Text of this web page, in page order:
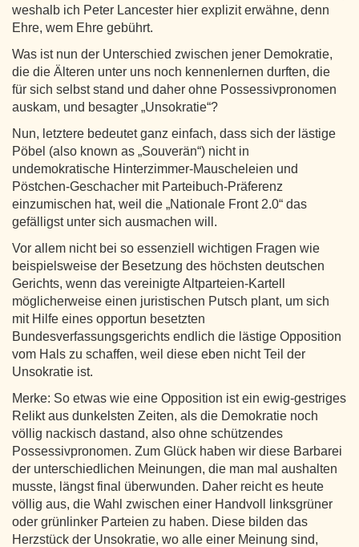
weshalb ich Peter Lancester hier explizit erwähne, denn
Ehre, wem Ehre gebührt.
Was ist nun der Unterschied zwischen jener Demokratie,
die die Älteren unter uns noch kennenlernen durften, die
für sich selbst stand und daher ohne Possessivpronomen
auskam, und besagter „Unsokratie“?
Nun, letztere bedeutet ganz einfach, dass sich der lästige
Pöbel (also known as „Souverän“) nicht in
undemokratische Hinterzimmer-Mauscheleien und
Pöstchen-Geschacher mit Parteibuch-Präferenz
einzumischen hat, weil die „Nationale Front 2.0“ das
gefälligst unter sich ausmachen will.
Vor allem nicht bei so essenziell wichtigen Fragen wie
beispielsweise der Besetzung des höchsten deutschen
Gerichts, wenn das vereinigte Altparteien-Kartell
möglicherweise einen juristischen Putsch plant, um sich
mit Hilfe eines opportun besetzten
Bundesverfassungsgerichts endlich die lästige Opposition
vom Hals zu schaffen, weil diese eben nicht Teil der
Unsokratie ist.
Merke: So etwas wie eine Opposition ist ein ewig-gestriges
Relikt aus dunkelsten Zeiten, als die Demokratie noch
völlig nackisch dastand, also ohne schützendes
Possessivpronomen. Zum Glück haben wir diese Barbarei
der unterschiedlichen Meinungen, die man mal aushalten
musste, längst final überwunden. Daher reicht es heute
völlig aus, die Wahl zwischen einer Handvoll linksgrüner
oder grünlinker Parteien zu haben. Diese bilden das
Herzstück der Unsokratie, wo alle einer Meinung sind,